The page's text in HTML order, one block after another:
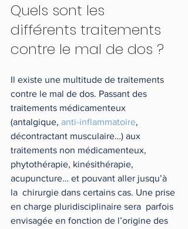
Quels sont les
différents traitements
contre le mal de dos ?
Il existe une multitude de traitements
contre le mal de dos. Passant des
traitements médicamenteux
(antalgique, anti-inflammatoire,
décontractant musculaire…) aux
traitements non médicamenteux,
phytothérapie, kinésithérapie,
acupuncture… et pouvant aller jusqu’à
la  chirurgie dans certains cas. Une prise
en charge pluridisciplinaire sera  parfois
envisagée en fonction de l’origine des